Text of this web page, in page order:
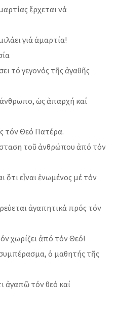
ἔρχεται νά
γιά ἁμαρτία!
τό γεγονός τῆς ἀγαθῆς
ὡς ἀπαρχή καί
τόν Θεό Πατέρα.
τοῦ ἀνθρώπου ἀπό τόν
ὅτι εἶναι ἑνωμένος μέ τόν
ἀγαπητικά πρός τόν
χωρίζει ἀπό τόν Θεό!
ὁ μαθητής τῆς
ἀγαπῶ τόν θεό καί